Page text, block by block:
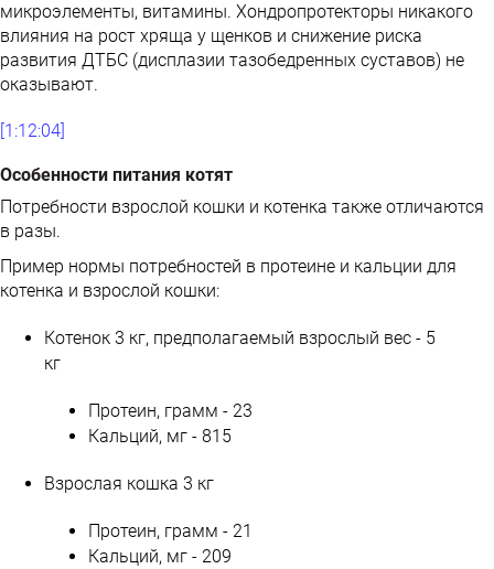
микроэлементы, витамины. Хондропротекторы никакого
влияния на рост хряща у щенков и снижение риска
развития ДТБС (дисплазии тазобедренных суставов) не
оказывают.
[1:12:04]
Особенности питания котят
Потребности взрослой кошки и котенка также отличаются
в разы.
Пример нормы потребностей в протеине и кальции для
котенка и взрослой кошки:
Котенок 3 кг, предполагаемый взрослый вес - 5
кг
Протеин, грамм - 23
Кальций, мг - 815
Взрослая кошка 3 кг
Протеин, грамм - 21
Кальций, мг - 209